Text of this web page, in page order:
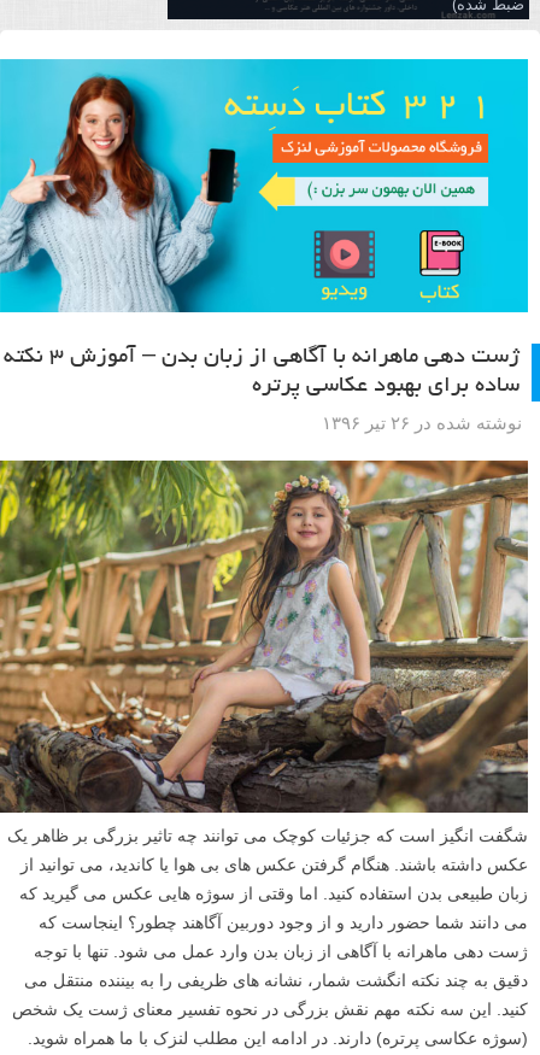
ضبط شده)
ژست دهی ماهرانه با آگاهی از زبان بدن – آموزش ۳ نکته
ساده برای بهبود عکاسی پرتره
نوشته شده در ۲۶ تیر ۱۳۹۶
شگفت انگیز است که جزئیات کوچک می توانند چه تاثیر بزرگی بر ظاهر یک
عکس داشته باشند. هنگام گرفتن عکس های بی هوا یا کاندید، می توانید از
زبان طبیعی بدن استفاده کنید. اما وقتی از سوژه هایی عکس می گیرید که
می دانند شما حضور دارید و از وجود دوربین آگاهند چطور؟ اینجاست که
ژست دهی ماهرانه با آگاهی از زبان بدن وارد عمل می شود. تنها با توجه
دقیق به چند نکته انگشت شمار، نشانه های ظریفی را به بیننده منتقل می
کنید. این سه نکته مهم نقش بزرگی در نحوه تفسیر معنای ژست یک شخص
(سوژه عکاسی پرتره) دارند. در ادامه این مطلب لنزک با ما همراه شوید.